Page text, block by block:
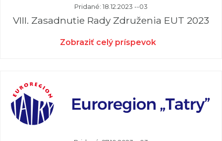
Pridané: 18.12.2023 --03
VIII. Zasadnutie Rady Združenia EUT 2023
Zobraziť celý príspevok